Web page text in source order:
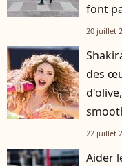
font
20 juillet
des
22 juillet
Aider